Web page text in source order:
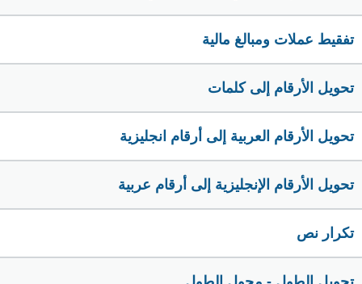
تفقيط عملات ومبالغ مالية
تحويل الأرقام إلى كلمات
تحويل الأرقام العربية إلى أرقام انجليزية
تحويل الأرقام الإنجليزية إلى أرقام عربية
تكرار نص